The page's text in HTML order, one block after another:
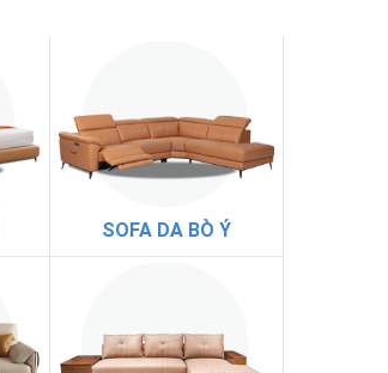
SOFA DA BÒ Ý